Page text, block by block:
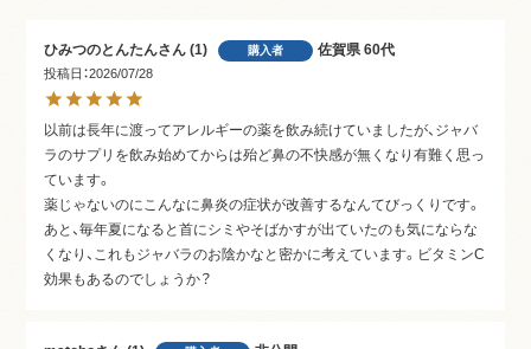
ひみつのとんたん 1 購入者 佐賀県 60代
投稿日 2026/07/28
以前は長年に渡ってアレルギーの薬を飲み続けていましたが、ジャバ
ラのサプリを飲み始めてからは殆ど鼻の不快感が無くなり有難く思っ
ています。
薬じゃないのにこんなに鼻炎の症状が改善するなんてびっくりです。
あと、毎年夏になると首にシミやそばかすが出ていたのも気にならな
くなり、これもジャバラのお陰かなと密かに考えています。ビタミンC
効果もあるのでしょうか？